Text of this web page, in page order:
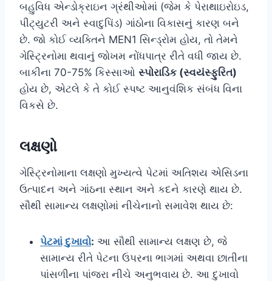
બહુવિધ એન્ડોક્રાઇન ગ્રંથીઓમાં (જેમ કે પેરાથાઇરોઇડ,
પીટ્યુટરી અને સ્વાદુપિંડ) ગાંઠોના વિકાસનું કારણ બને
છે. જો કોઈ વ્યક્તિને MEN1 સિન્ડ્રોમ હોય, તો તેમને
ગેસ્ટ્રિનોમા થવાનું જોખમ નોંધપાત્ર રીતે વધી જાય છે.
બાકીના 70-75% કિસ્સાઓ સ્પોરાડિક (સ્વયંસ્ફુરિત)
હોય છે, એટલે કે તે કોઈ સ્પષ્ટ આનુવંશિક સંબંધ વિના
વિકસે છે.
લક્ષણો
ગેસ્ટ્રિનોમાના લક્ષણો મુખ્યત્વે પેટમાં અતિશય એસિડના
ઉત્પાદન અને ગાંઠના સ્થાન અને કદને કારણે થાય છે.
સૌથી સામાન્ય લક્ષણોમાં નીચેનાનો સમાવેશ થાય છે:
પેટમાં દુખાવો: આ સૌથી સામાન્ય લક્ષણ છે, જે
સામાન્ય રીતે પેટના ઉપરના ભાગમાં અથવા છાતીના
પાંસળીના પાંજરા નીચે અનુભવાય છે. આ દુખાવો